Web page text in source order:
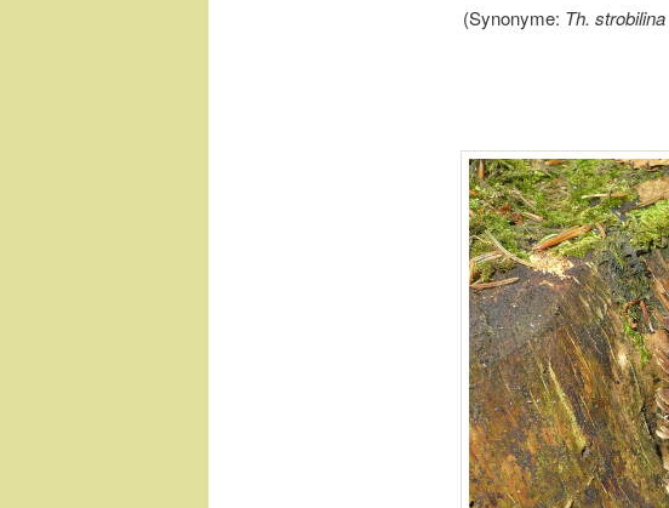
(Synonyme: Th. strobilina